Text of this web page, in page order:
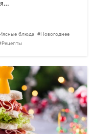
блюда
Новогоднее
Рецепты